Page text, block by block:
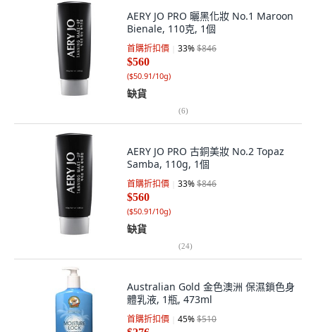
AERY JO PRO 曬黑化妝 No.1 Maroon
Bienale, 110克, 1個
首購折扣價 33%$846
$560
($50.91/10g)
缺貨
(6)
AERY JO PRO 古銅美妝 No.2 Topaz
Samba, 110g, 1個
首購折扣價 33%$846
$560
($50.91/10g)
缺貨
(24)
Australian Gold 金色澳洲 保濕鎖色身
體乳液, 1瓶, 473ml
首購折扣價 45%$510